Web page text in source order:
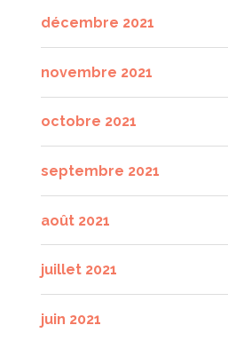
décembre 2021
novembre 2021
octobre 2021
septembre 2021
août 2021
juillet 2021
juin 2021